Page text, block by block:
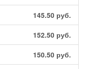
145.50 руб.
152.50 руб.
150.50 руб.